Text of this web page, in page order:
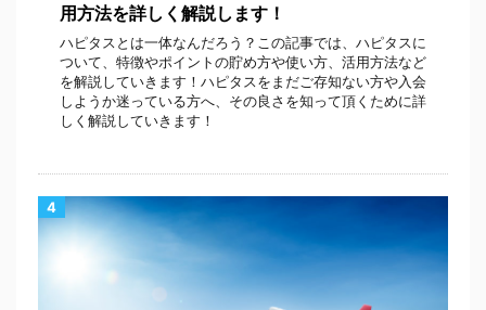
用方法を詳しく解説します！
ハピタスとは一体なんだろう？この記事では、ハピタスに
ついて、特徴やポイントの貯め方や使い方、活用方法など
を解説していきます！ハピタスをまだご存知ない方や入会
しようか迷っている方へ、その良さを知って頂くために詳
しく解説していきます！
4